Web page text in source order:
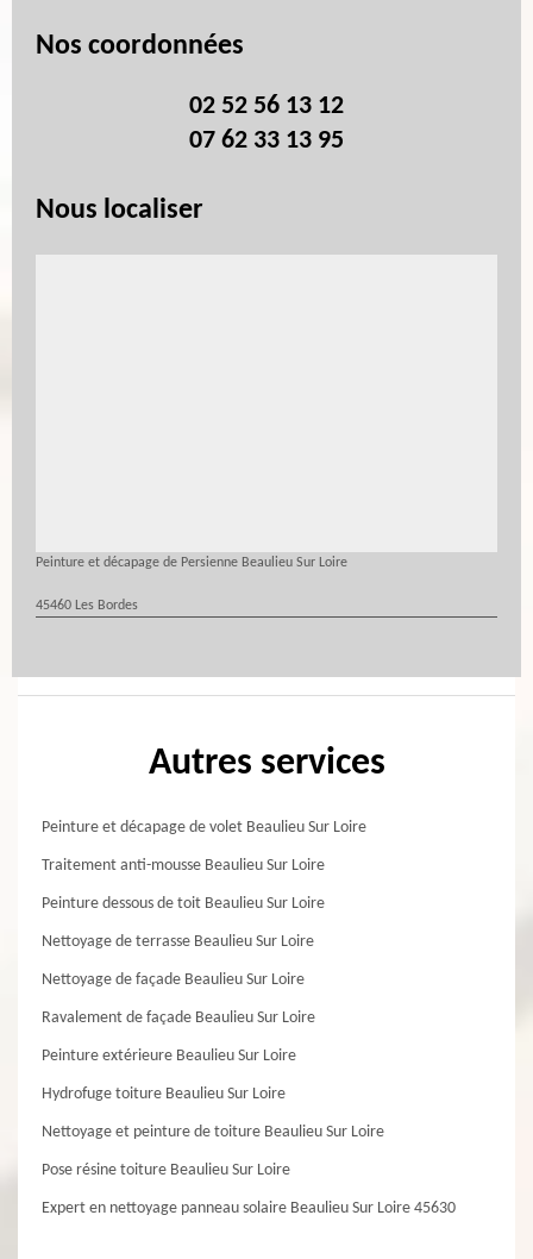
Nos coordonnées
02 52 56 13 12
07 62 33 13 95
Nous localiser
Peinture et décapage de Persienne Beaulieu Sur Loire
45460 Les Bordes
Autres services
Peinture et décapage de volet Beaulieu Sur Loire
Traitement anti-mousse Beaulieu Sur Loire
Peinture dessous de toit Beaulieu Sur Loire
Nettoyage de terrasse Beaulieu Sur Loire
Nettoyage de façade Beaulieu Sur Loire
Ravalement de façade Beaulieu Sur Loire
Peinture extérieure Beaulieu Sur Loire
Hydrofuge toiture Beaulieu Sur Loire
Nettoyage et peinture de toiture Beaulieu Sur Loire
Pose résine toiture Beaulieu Sur Loire
Expert en nettoyage panneau solaire Beaulieu Sur Loire 45630